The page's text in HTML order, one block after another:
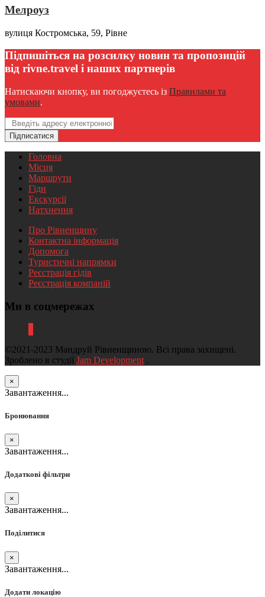
Мелроуз
вулиця Костромська, 59, Рівне
Підпишіться на розсилку новин та пропозицій
від rivne.travel і наших партнерів
Натискаючи кнопку, ви погоджуєтесь із Правилами та
умовами.
Email
Підписатися
Головна
Місця
Маршрути
Гіди
Екскурсії
Натхнення
Про Рівненщину
Контактна інформація
Допомога
Туристичні напрямки
Реєстрація гідів
Реєстрація компаній
Ми в соцмережах
©2021-2023 Мандруй Рівненщиною. Всі права захищені.
Зроблено в студії Jam Development .
×
Завантаження...
Бронювання
×
Завантаження...
Додаткові фільтри
×
Завантаження...
Поділитися
×
Завантаження...
Додати локацію